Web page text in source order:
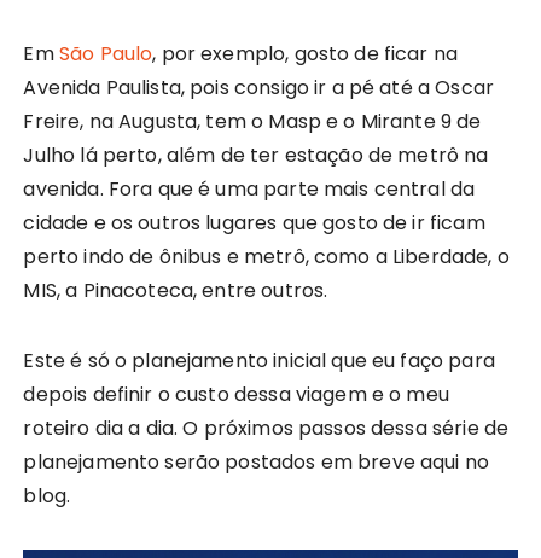
EmSão Paulo, por exemplo, gosto de ficar na
Avenida Paulista, pois consigo ir a pé até a Oscar
Freire, na Augusta, tem o Masp e o Mirante 9 de
Julho lá perto, além de ter estação de metrô na
avenida. Fora que é uma parte mais central da
cidade e os outros lugares que gosto de ir ficam
perto indo de ônibus e metrô, como a Liberdade, o
MIS, a Pinacoteca, entre outros.
Este é só o planejamento inicial que eu faço para
depois definir o custo dessa viagem e o meu
roteiro dia a dia. O próximos passos dessa série de
planejamento serão postados em breve aqui no
blog.